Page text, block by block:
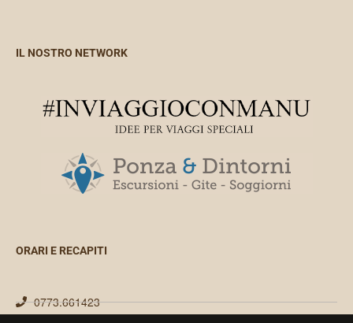
IL NOSTRO NETWORK
ORARI E RECAPITI
0773.661423